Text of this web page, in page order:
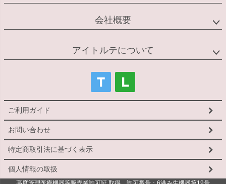
会社概要
アイトルテについて
ご利用ガイド
お問い合わせ
特定商取引法に基づく表示
個人情報の取扱